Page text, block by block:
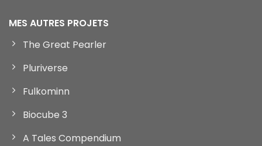
MES AUTRES PROJETS
The Great Pearler
Pluriverse
Fulkominn
Biocube 3
A Tales Compendium